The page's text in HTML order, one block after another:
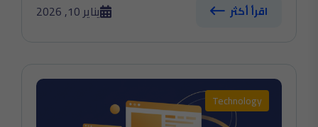
اقرأ أكثر يناير 10, 2026
Technology